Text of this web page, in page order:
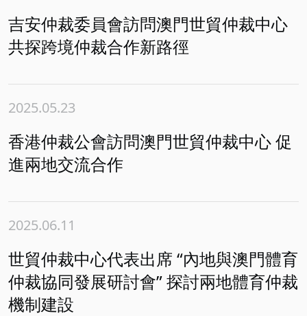
吉安仲裁委員會訪問澳門世貿仲裁中心
共探跨境仲裁合作新路徑
2025.05.23
香港仲裁公會訪問澳門世貿仲裁中心 促
進兩地交流合作
2025.06.11
世貿仲裁中心代表出席 “︁內地與澳門體育
仲裁協同發展研討會”︁ 探討兩地體育仲裁
機制建設